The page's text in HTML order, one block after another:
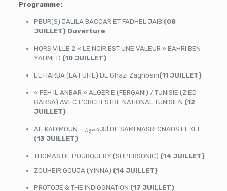
Programme:
PEUR(S) JALILA BACCAR ET FADHEL JAIBI(08
JUILLET) Ouverture
HORS VILLE 2 « LE NOIR EST UNE VALEUR » BAHRI BEN
YAHMED (10 JUILLET)
EL HARBA (LA FUITE) DE Ghazi Zaghbani(11 JUILLET)
« FEH IL ANBAR » ALGERIE (FERGANI) / TUNISIE (ZIED
GARSA) AVEC L’ORCHESTRE NATIONAL TUNISIEN (12
JUILLET)
AL-KADIMOUN – القادمون DE SAMI NASRI CNADS EL KEF
(13 JUILLET)
THOMAS DE POURQUERY (SUPERSONIC) (14 JUILLET)
ZOUHEIR GOUJA (YINNA) (14 JUILLET)
PROTOJE & THE INDIGGNATION (17 JUILLET)